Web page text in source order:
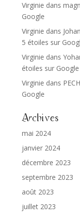
Virginie dans
Google
Virginie dans
5 étoiles sur
Virginie dans
étoiles sur Google
Virginie dans
Google
Archives
mai 2024
janvier 2024
décembre 2023
septembre 2023
août 2023
juillet 2023